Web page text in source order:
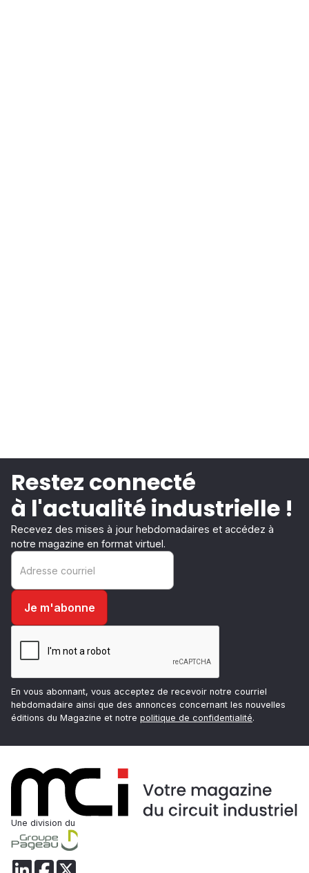
Restez connecté
à l'actualité industrielle !
Recevez des mises à jour hebdomadaires et accédez à
notre magazine en format virtuel.
En vous abonnant, vous acceptez de recevoir notre courriel
hebdomadaire ainsi que des annonces concernant les nouvelles
éditions du Magazine et notre politique de confidentialité.
Une division du